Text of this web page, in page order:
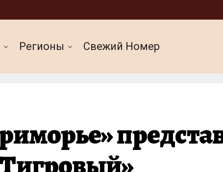
Регионы Cвежий Номер